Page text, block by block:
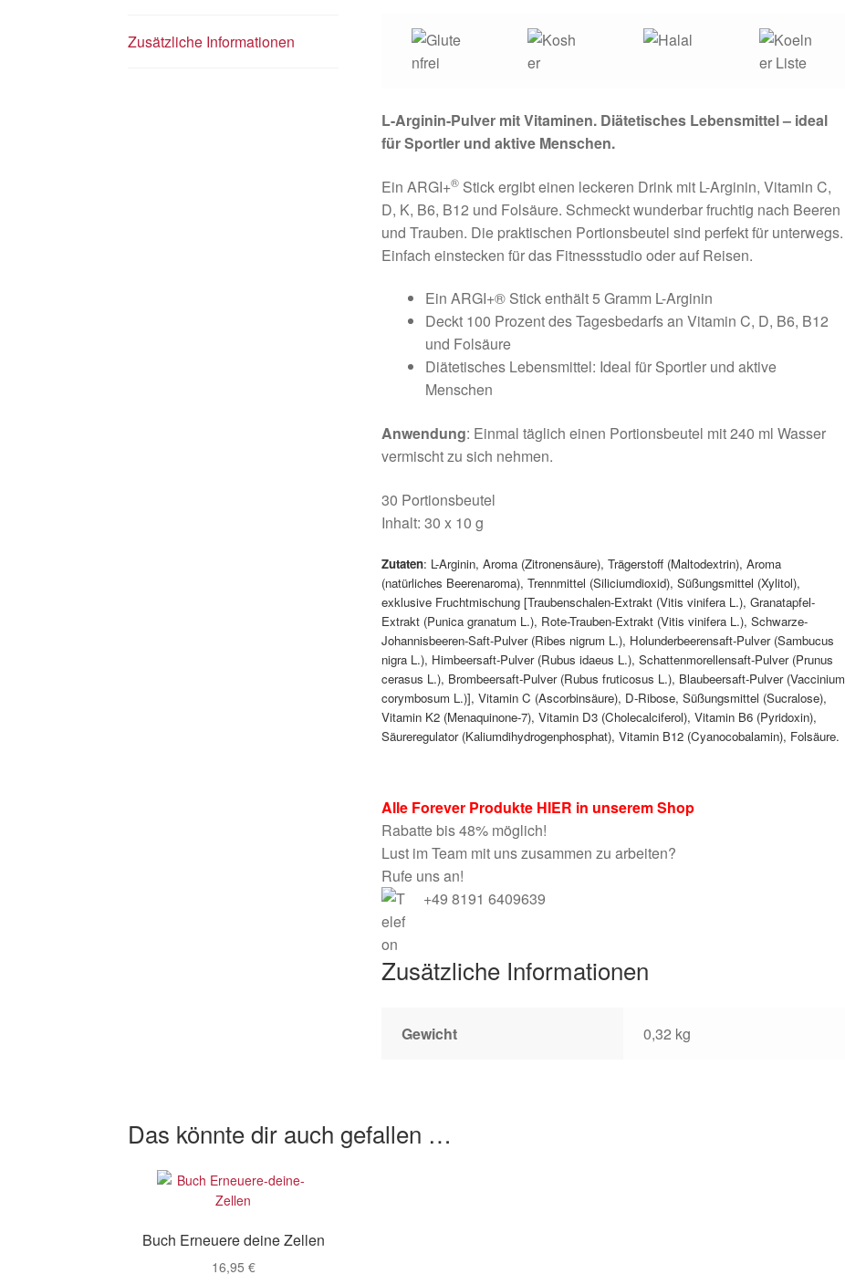
Zusätzliche Informationen
L-Arginin-Pulver mit Vitaminen. Diätetisches Lebensmittel – ideal
für Sportler und aktive Menschen.
Ein ARGI+®Stick ergibt einen leckeren Drink mit L-Arginin, Vitamin C,
D, K, B6, B12 und Folsäure. Schmeckt wunderbar fruchtig nach Beeren
und Trauben. Die praktischen Portionsbeutel sind perfekt für unterwegs.
Einfach einstecken für das Fitnessstudio oder auf Reisen.
Ein ARGI+® Stick enthält 5 Gramm L-Arginin
Deckt 100 Prozent des Tagesbedarfs an Vitamin C, D, B6, B12
und Folsäure
Diätetisches Lebensmittel: Ideal für Sportler und aktive
Menschen
Anwendung: Einmal täglich einen Portionsbeutel mit 240 ml Wasser
vermischt zu sich nehmen.
30 Portionsbeutel
Inhalt: 30 x 10 g
Zutaten: L-Arginin, Aroma (Zitronensäure), Trägerstoff (Maltodextrin), Aroma
(natürliches Beerenaroma), Trennmittel (Siliciumdioxid), Süßungsmittel (Xylitol),
exklusive Fruchtmischung [Traubenschalen-Extrakt (Vitis vinifera L.), Granatapfel-
Extrakt (Punica granatum L.), Rote-Trauben-Extrakt (Vitis vinifera L.), Schwarze-
Johannisbeeren-Saft-Pulver (Ribes nigrum L.), Holunderbeerensaft-Pulver (Sambucus
nigra L.), Himbeersaft-Pulver (Rubus idaeus L.), Schattenmorellensaft-Pulver (Prunus
cerasus L.), Brombeersaft-Pulver (Rubus fruticosus L.), Blaubeersaft-Pulver (Vaccinium
corymbosum L.)], Vitamin C (Ascorbinsäure), D-Ribose, Süßungsmittel (Sucralose),
Vitamin K2 (Menaquinone-7), Vitamin D3 (Cholecalciferol), Vitamin B6 (Pyridoxin),
Säureregulator (Kaliumdihydrogenphosphat), Vitamin B12 (Cyanocobalamin), Folsäure.
Alle Forever Produkte HIER in unserem Shop
Rabatte bis 48% möglich!
Lust im Team mit uns zusammen zu arbeiten?
Rufe uns an!
+49 8191 6409639
Zusätzliche Informationen
Gewicht 0,32 kg
Das könnte dir auch gefallen …
Buch Erneuere deine Zellen
16,95 €